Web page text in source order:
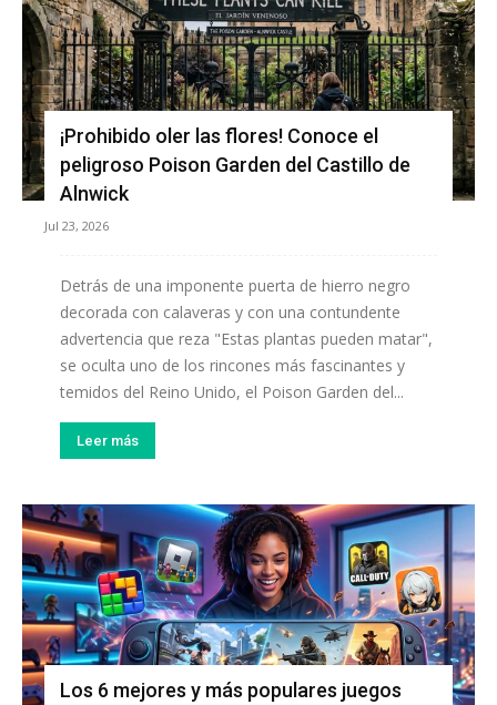
¡Prohibido oler las flores! Conoce el
peligroso Poison Garden del Castillo de
Alnwick
Jul 23, 2026
Detrás de una imponente puerta de hierro negro
decorada con calaveras y con una contundente
advertencia que reza "Estas plantas pueden matar",
se oculta uno de los rincones más fascinantes y
temidos del Reino Unido, el Poison Garden del...
Leer más
Los 6 mejores y más populares juegos